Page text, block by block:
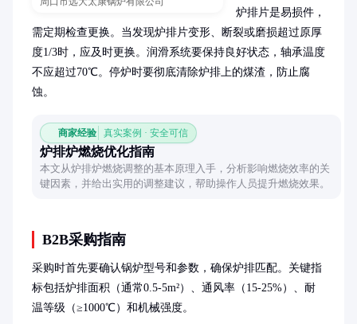
炉排片是易损件，
需定期检查更换。当发现炉排片变形、断裂或磨损超过原厚
度1/3时，应及时更换。润滑系统要保持良好状态，轴承温度
不应超过70℃。停炉时要彻底清除炉排上的煤渣，防止腐
蚀。
商家经验 真实案例 · 安全可信
炉排炉燃烧优化指南
本文从炉排炉燃烧调整的基本原理入手，分析影响燃烧效率的关
键因素，并给出实用的调整建议，帮助操作人员提升燃烧效果。
B2B采购指南
采购时首先要确认锅炉型号和参数，确保炉排匹配。关键指
标包括炉排面积（通常0.5-5m²）、通风率（15-25%）、耐
温等级（≥1000℃）和机械强度。